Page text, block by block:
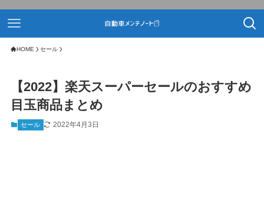
HOME セール
【2022】楽天スーパーセールのおすすめ
目玉商品まとめ
セール 2022年4月3日